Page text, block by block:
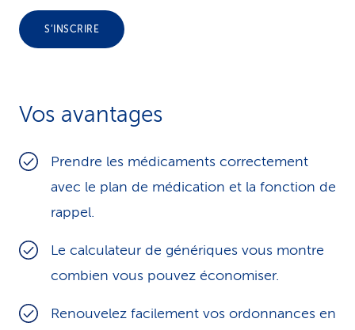
c
e
S’INSCRIRE
Vos avantages
Prendre les médicaments correctement
avec le plan de médication et la fonction de
rappel.
Le calculateur de génériques vous montre
combien vous pouvez économiser.
Renouvelez facilement vos ordonnances en